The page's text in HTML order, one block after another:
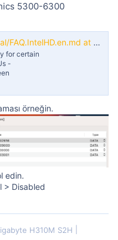
5300-6300
at master · acidanthera/WhateverGreen
for certain
-
örneğin.
edin.
> Disabled
H310M S2H